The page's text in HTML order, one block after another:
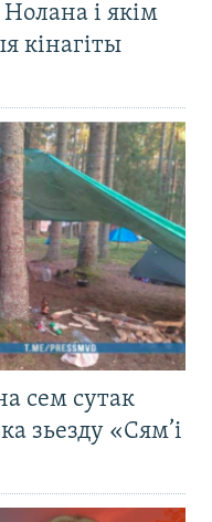
і якім
кінагіты
сем сутак
зьезду «Сям’і